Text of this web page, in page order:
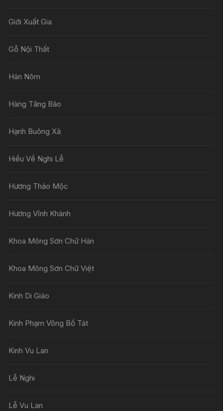
Giới Xuất Gia
Gỗ Nội Thất
Hán Nôm
Hàng Tăng Bảo
Hạnh Buông Xả
Hiểu Về Nghi Lễ
Hương Thảo Mộc
Hương Vĩnh Khánh
Khoa Mông Sơn Chữ Hán
Khoa Mông Sơn Chữ Việt
Kinh Di Giáo
Kinh Phạm Võng Bồ Tát
Kinh Vu Lan
Lễ Nghi
Lễ Vu Lan